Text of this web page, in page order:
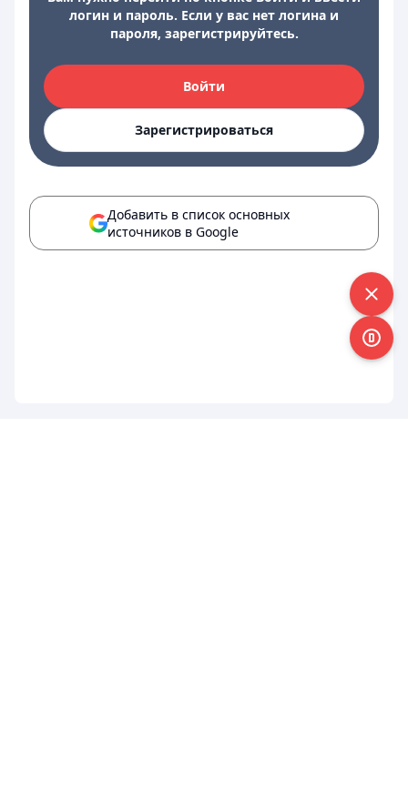
логин и пароль. Если у вас нет логина и
пароля, зарегистрируйтесь.
Войти
Зарегистрироваться
Добавить в список основных
источников в Google